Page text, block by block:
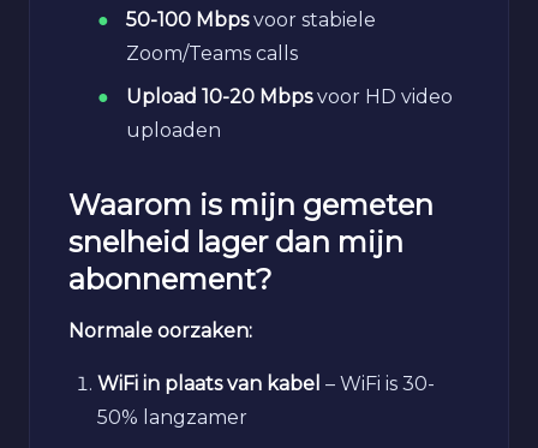
50-100 Mbpsvoor stabiele
Zoom/Teams calls
Upload 10-20 Mbpsvoor HD video
uploaden
Waarom is mijn gemeten
snelheid lager dan mijn
abonnement?
Normale oorzaken:
WiFi in plaats van kabel – WiFi is 30-
50% langzamer